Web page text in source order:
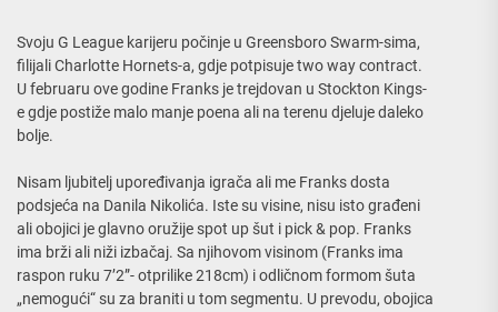
Svoju G League karijeru počinje u Greensboro Swarm-sima,
filijali Charlotte Hornets-a, gdje potpisuje two way contract.
U februaru ove godine Franks je trejdovan u Stockton Kings-
e gdje postiže malo manje poena ali na terenu djeluje daleko
bolje.
Nisam ljubitelj upoređivanja igrača ali me Franks dosta
podsjeća na Danila Nikolića. Iste su visine, nisu isto građeni
ali obojici je glavno oružije spot up šut i pick & pop. Franks
ima brži ali niži izbačaj. Sa njihovom visinom (Franks ima
raspon ruku 7’2”- otprilike 218cm) i odličnom formom šuta
„nemogući“ su za braniti u tom segmentu. U prevodu, obojica